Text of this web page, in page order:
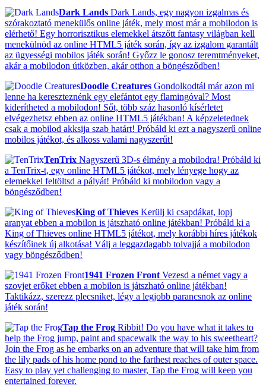
Dark Lands Dark Lands, egy nagyon izgalmas és
szórakoztató menekülős online játék, mely most már a mobilodon is
elérhető! Egy horrorisztikus elemekkel átszőtt fantasy világban kell
menekülnöd az online HTML5 játék során, így az izgalom garantált
az ügyességi mobilos játék során! Győzz le gonosz teremtményeket,
akár a mobilodon útközben, akár otthon a böngésződben!
Doodle Creatures Gondolkodtál már azon mi
lenne ha kereszteznénk egy elefántot egy flamingóval? Most
kiderítheted a mobilodon! Sőt, több száz hasonló kísérletet
elvégezhetsz ebben az online HTML5 játékban! A képzeletednek
csak a mobilod akksija szab határt! Próbáld ki ezt a nagyszerű online
mobilos játékot, és alkoss valami nagyszerűt!
TenTrix Nagyszerű 3D-s élmény a mobilodra! Próbáld ki
a TenTrix-t, egy online HTML5 játékot, mely lényege hogy az
elemekkel feltöltsd a pályát! Próbáld ki mobilodon vagy a
böngésződben!
King of Thieves Kerülj ki csapdákat, lopj
aranyat ebben a mobilon is játszható online játékban! Próbáld ki a
King of Thieves online HTML5 játékot, mely korábbi híres játékok
készítőinek új alkotása! Válj a leggazdagabb tolvajjá a mobilodon
vagy böngésződben!
1941 Frozen FrontVezesd a német vagy a
szovjet erőket ebben a mobilon is játszható online játékban!
Taktikázz, szerezz plecsniket, légy a legjobb parancsnok az online
játék során!
Tap the Frog Ribbit! Do you have what it takes to
help the Frog jump, paint and spacewalk the way to his sweetheart?
Join the Frog as he embarks on an adventure that will take him from
the lily pads of his home pond to the farthest reaches of outer space.
Easy to play yet challenging to master, Tap the Frog will keep you
entertained forever.